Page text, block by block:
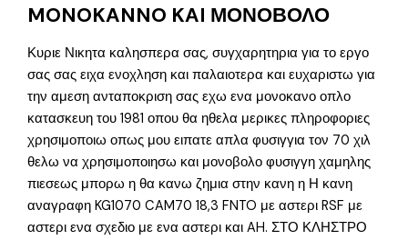
MONOKANNO KAI ΜΟΝΟΒΟΛΟ
Κυριε Νικητα καλησπερα σας, συγχαρητηρια για το εργο
σας σας ειχα ενοχληση και παλαιοτερα και ευχαριστω για
την αμεση ανταποκριση σας εχω ενα μονοκανο οπλο
κατασκευη του 1981 οπου θα ηθελα μερικες πληροφοριες
χρησιμοποιω οπως μου ειπατε απλα φυσιγγια τον 70 χιλ
θελω να χρησιμοποιησω και μονοβολο φυσιγγη χαμηλης
πιεσεως μπορω η θα κανω ζημια στην κανη η Η κανη
αναγραφη KG1070 CAM70 18,3 FNTO με αστερι RSF με
αστερι ενα σχεδιο με ενα αστερι και AH. ΣΤΟ ΚΛΗΣΤΡΟ